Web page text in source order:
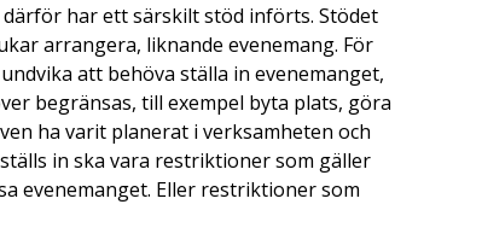
har ett särskilt stöd införts. Stödet
arrangera, liknande evenemang. För
att behöva ställa in evenemanget,
begränsas, till exempel byta plats, göra
ha varit planerat i verksamheten och
in ska vara restriktioner som gäller
evenemanget. Eller restriktioner som